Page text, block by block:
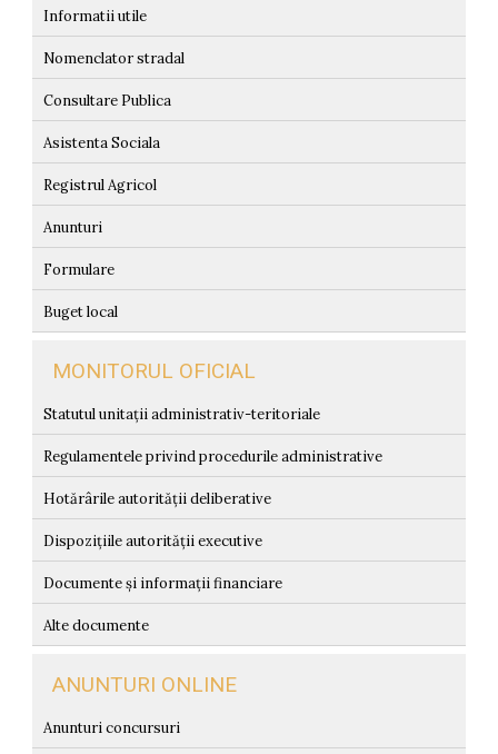
Informatii utile
Nomenclator stradal
Consultare Publica
Asistenta Sociala
Registrul Agricol
Anunturi
Formulare
Buget local
MONITORUL OFICIAL
Statutul unitații administrativ-teritoriale
Regulamentele privind procedurile administrative
Hotărârile autorității deliberative
Dispozițiile autorității executive
Documente și informații financiare
Alte documente
ANUNTURI ONLINE
Anunturi concursuri